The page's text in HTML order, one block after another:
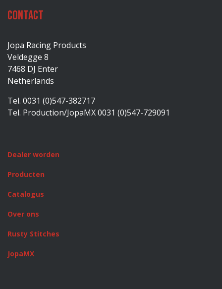
Contact
Jopa Racing Products
Veldegge 8
7468 DJ Enter
Netherlands
Tel. 0031 (0)547-382717
Tel. Production/JopaMX 0031 (0)547-729091
Dealer worden
Producten
Catalogus
Over ons
Rusty Stitches
JopaMX